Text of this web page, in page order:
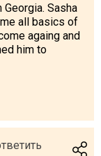
Sasha
all basics of
againg and
him to